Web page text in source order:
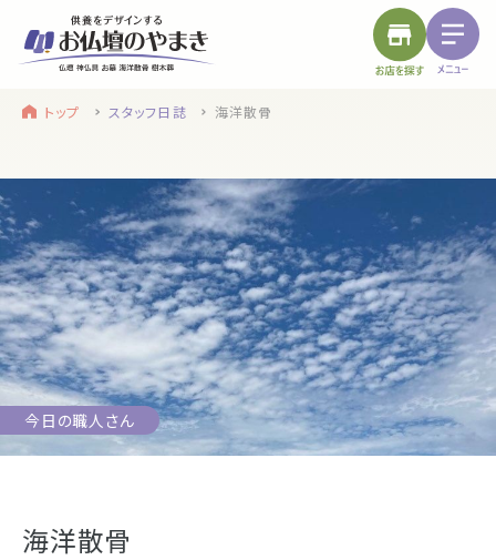
お近くのお店を探す
浜松店
サイトメニュー
トップ
やまきについて
service
静岡のお盆
盆提灯・初盆で使う品・その他お盆用品
main service
お仏壇
トップ スタッフ日誌 海洋散骨
今日の職人さん
海洋散骨